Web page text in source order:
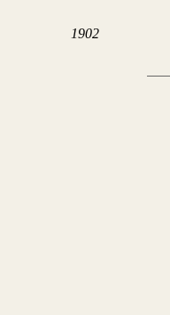
1902